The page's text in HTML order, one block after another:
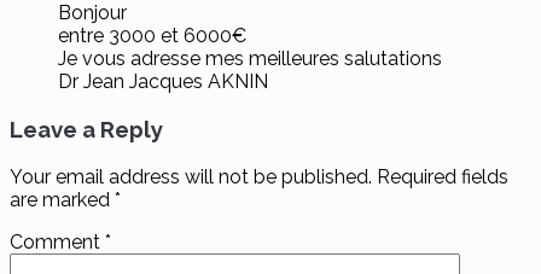
Bonjour
entre 3000 et 6000€
Je vous adresse mes meilleures salutations
Dr Jean Jacques AKNIN
Leave a Reply
Your email address will not be published. Required fields
are marked *
Comment *